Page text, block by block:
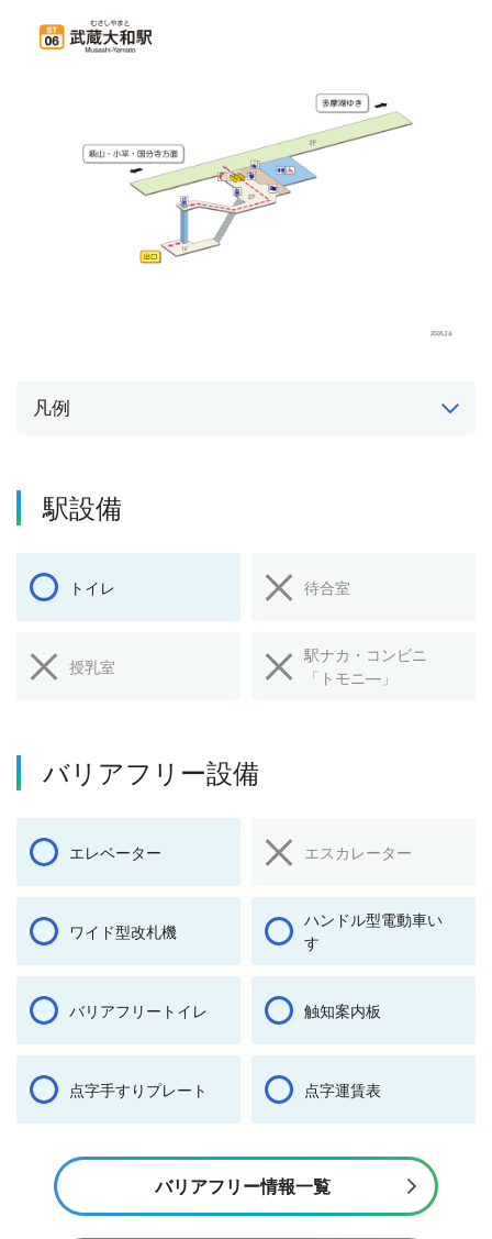
凡例
駅設備
トイレ 待合室
授乳室
駅ナカ・コンビニ
「トモニ―」
バリアフリー設備
エレベーター エスカレーター
ワイド型改札機
ハンドル型電動車い
す
バリアフリートイレ 触知案内板
点字手すりプレート 点字運賃表
バリアフリー情報一覧